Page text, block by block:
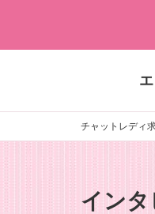
チャットレディ
インタ